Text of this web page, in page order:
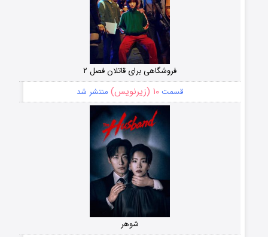
فروشگاهی برای قاتلان فصل ۲
قسمت۱۰ (زیرنویس) منتشر شد
شوهر